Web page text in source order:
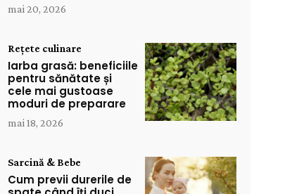
mai 20, 2026
Rețete culinare
Iarba grasă: beneficiile
pentru sănătate și
cele mai gustoase
moduri de preparare
mai 18, 2026
Sarcină & Bebe
Cum previi durerile de